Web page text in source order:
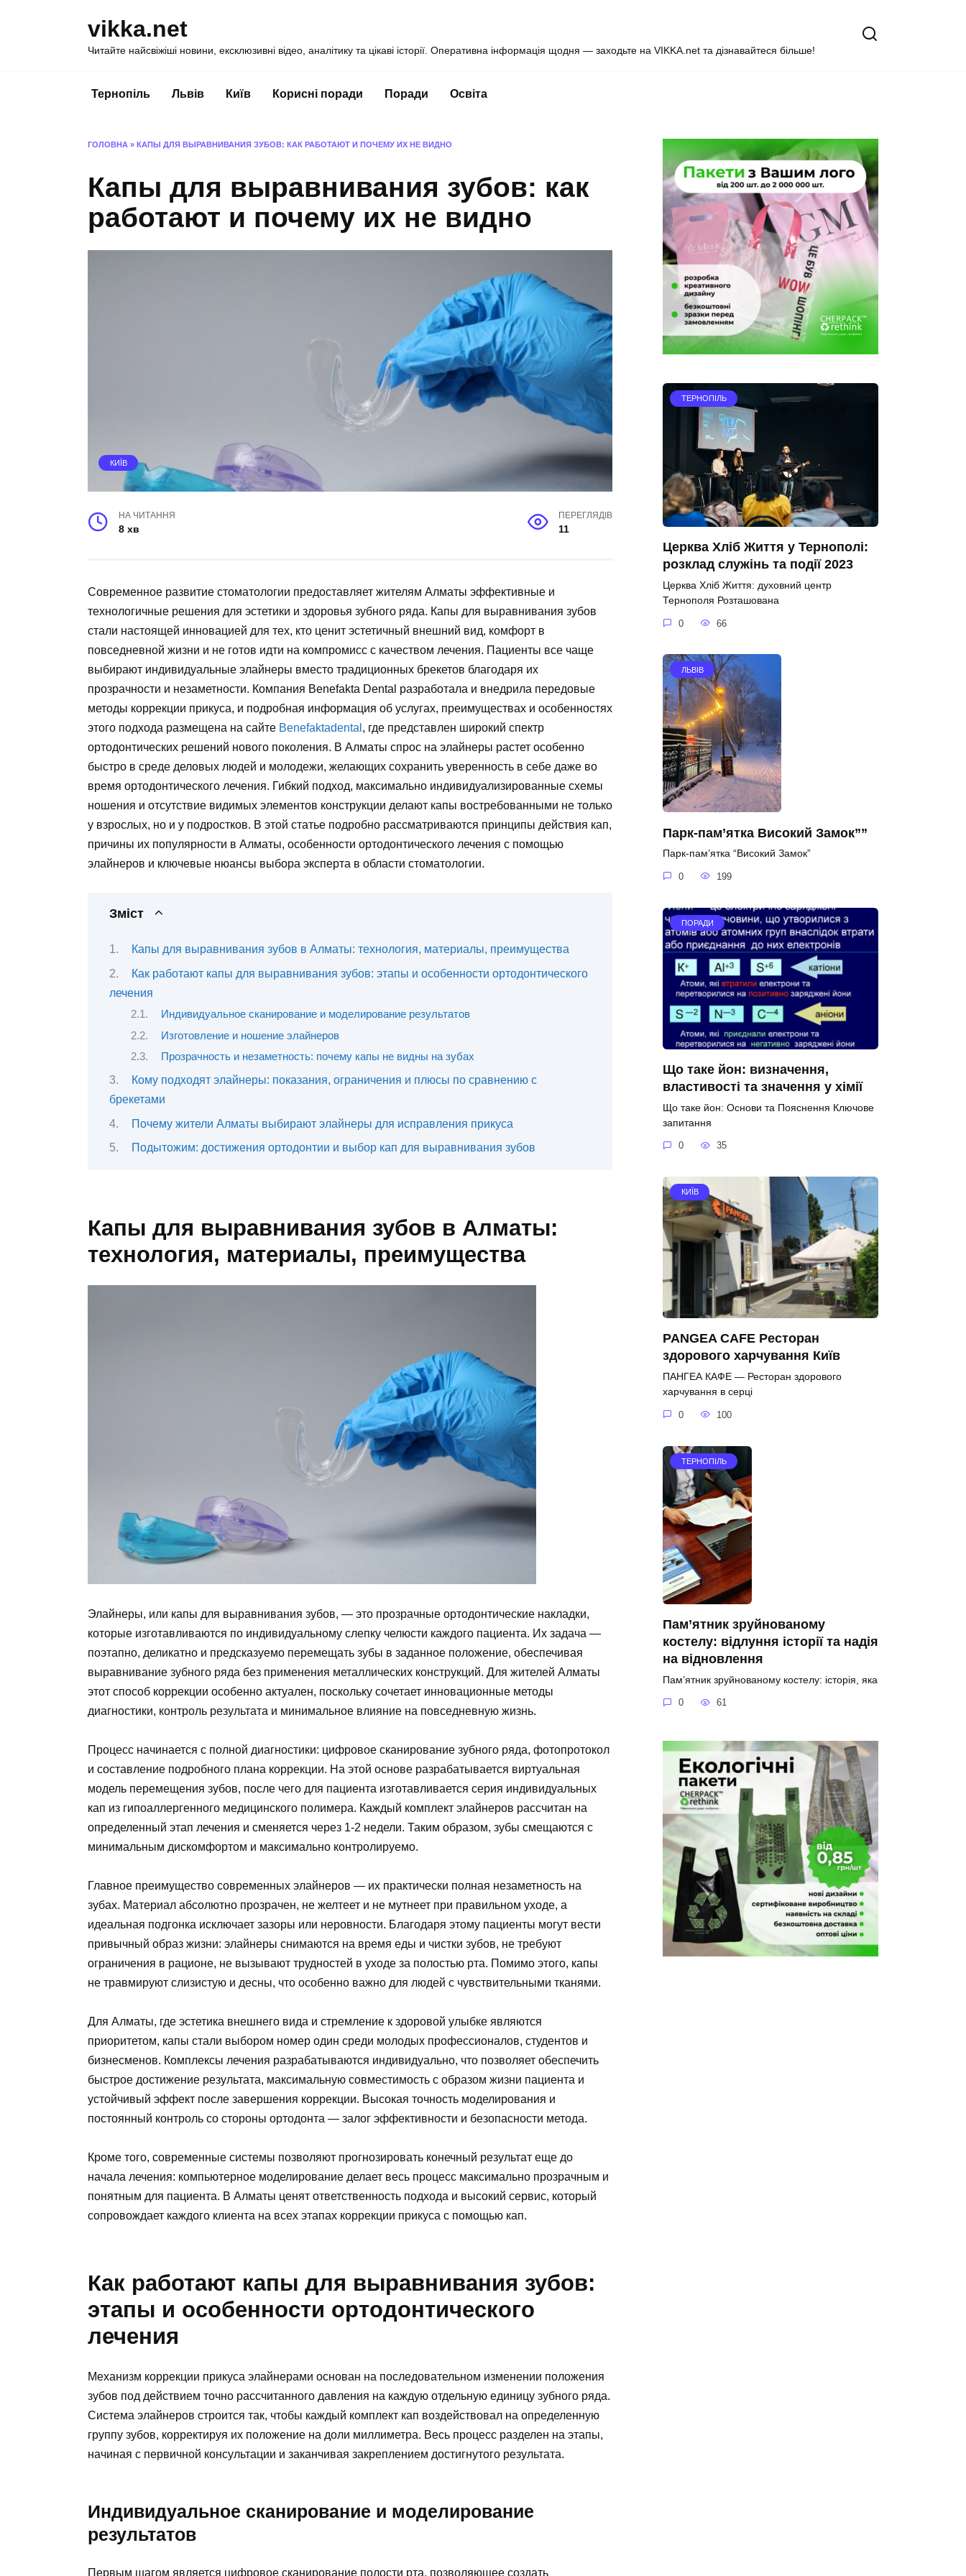
vikka.net
Читайте найсвіжіші новини, ексклюзивні відео, аналітику та цікаві історії. Оперативна інформація щодня — заходьте на VIKKA.net та дізнавайтеся більше!
Тернопіль Львів Київ Корисні поради Поради Освіта
ГОЛОВНА » КАПЫ ДЛЯ ВЫРАВНИВАНИЯ ЗУБОВ: КАК РАБОТАЮТ И ПОЧЕМУ ИХ НЕ ВИДНО
Капы для выравнивания зубов: как
работают и почему их не видно
КИЇВ
НА ЧИТАННЯ
8 хв
ПЕРЕГЛЯДІВ
11
Современное развитие стоматологии предоставляет жителям Алматы эффективные и
технологичные решения для эстетики и здоровья зубного ряда. Капы для выравнивания зубов
стали настоящей инновацией для тех, кто ценит эстетичный внешний вид, комфорт в
повседневной жизни и не готов идти на компромисс с качеством лечения. Пациенты все чаще
выбирают индивидуальные элайнеры вместо традиционных брекетов благодаря их
прозрачности и незаметности. Компания Benefakta Dental разработала и внедрила передовые
методы коррекции прикуса, и подробная информация об услугах, преимуществах и особенностях
этого подхода размещена на сайте Benefaktadental , где представлен широкий спектр
ортодонтических решений нового поколения. В Алматы спрос на элайнеры растет особенно
быстро в среде деловых людей и молодежи, желающих сохранить уверенность в себе даже во
время ортодонтического лечения. Гибкий подход, максимально индивидуализированные схемы
ношения и отсутствие видимых элементов конструкции делают капы востребованными не только
у взрослых, но и у подростков. В этой статье подробно рассматриваются принципы действия кап,
причины их популярности в Алматы, особенности ортодонтического лечения с помощью
элайнеров и ключевые нюансы выбора эксперта в области стоматологии.
Зміст
Капы для выравнивания зубов в Алматы: технология, материалы, преимущества
Как работают капы для выравнивания зубов: этапы и особенности ортодонтического
лечения
Индивидуальное сканирование и моделирование результатов
Изготовление и ношение элайнеров
Прозрачность и незаметность: почему капы не видны на зубах
Кому подходят элайнеры: показания, ограничения и плюсы по сравнению с
брекетами
Почему жители Алматы выбирают элайнеры для исправления прикуса
Подытожим: достижения ортодонтии и выбор кап для выравнивания зубов
Капы для выравнивания зубов в Алматы:
технология, материалы, преимущества
Элайнеры, или капы для выравнивания зубов, — это прозрачные ортодонтические накладки,
которые изготавливаются по индивидуальному слепку челюсти каждого пациента. Их задача —
поэтапно, деликатно и предсказуемо перемещать зубы в заданное положение, обеспечивая
выравнивание зубного ряда без применения металлических конструкций. Для жителей Алматы
этот способ коррекции особенно актуален, поскольку сочетает инновационные методы
диагностики, контроль результата и минимальное влияние на повседневную жизнь.
Процесс начинается с полной диагностики: цифровое сканирование зубного ряда, фотопротокол
и составление подробного плана коррекции. На этой основе разрабатывается виртуальная
модель перемещения зубов, после чего для пациента изготавливается серия индивидуальных
кап из гипоаллергенного медицинского полимера. Каждый комплект элайнеров рассчитан на
определенный этап лечения и сменяется через 1-2 недели. Таким образом, зубы смещаются с
минимальным дискомфортом и максимально контролируемо.
Главное преимущество современных элайнеров — их практически полная незаметность на
зубах. Материал абсолютно прозрачен, не желтеет и не мутнеет при правильном уходе, а
идеальная подгонка исключает зазоры или неровности. Благодаря этому пациенты могут вести
привычный образ жизни: элайнеры снимаются на время еды и чистки зубов, не требуют
ограничения в рационе, не вызывают трудностей в уходе за полостью рта. Помимо этого, капы
не травмируют слизистую и десны, что особенно важно для людей с чувствительными тканями.
Для Алматы, где эстетика внешнего вида и стремление к здоровой улыбке являются
приоритетом, капы стали выбором номер один среди молодых профессионалов, студентов и
бизнесменов. Комплексы лечения разрабатываются индивидуально, что позволяет обеспечить
быстрое достижение результата, максимальную совместимость с образом жизни пациента и
устойчивый эффект после завершения коррекции. Высокая точность моделирования и
постоянный контроль со стороны ортодонта — залог эффективности и безопасности метода.
Кроме того, современные системы позволяют прогнозировать конечный результат еще до
начала лечения: компьютерное моделирование делает весь процесс максимально прозрачным и
понятным для пациента. В Алматы ценят ответственность подхода и высокий сервис, который
сопровождает каждого клиента на всех этапах коррекции прикуса с помощью кап.
Как работают капы для выравнивания зубов:
этапы и особенности ортодонтического
лечения
Механизм коррекции прикуса элайнерами основан на последовательном изменении положения
зубов под действием точно рассчитанного давления на каждую отдельную единицу зубного ряда.
Система элайнеров строится так, чтобы каждый комплект кап воздействовал на определенную
группу зубов, корректируя их положение на доли миллиметра. Весь процесс разделен на этапы,
начиная с первичной консультации и заканчивая закреплением достигнутого результата.
Индивидуальное сканирование и моделирование
результатов
Первым шагом является цифровое сканирование полости рта, позволяющее создать
ТЕРНОПІЛЬ
Церква Хліб Життя у Тернополі:
розклад служінь та події 2023
Церква Хліб Життя: духовний центр
Тернополя Розташована
0 66
ЛЬВІВ
Парк-пам’ятка Високий Замок””
Парк-пам’ятка “Високий Замок”
0 199
ПОРАДИ
Що таке йон: визначення,
властивості та значення у хімії
Що таке йон: Основи та Пояснення Ключове
запитання
0 35
КИЇВ
PANGEA CAFE Ресторан
здорового харчування Київ
ПАНГЕА КАФЕ — Ресторан здорового
харчування в серці
0 100
ТЕРНОПІЛЬ
Пам’ятник зруйнованому
костелу: відлуння історії та надія
на відновлення
Пам’ятник зруйнованому костелу: історія, яка
0 61